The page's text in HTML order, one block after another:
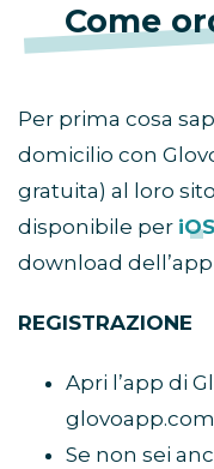
Come
Per prima cosa
domicilio con
gratuita) al loro
disponibile per iOS
download
REGISTRAZIONE
Apri l’app di
Se non sei